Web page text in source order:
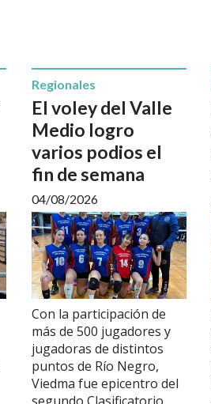
El voley del Valle
Medio logro
varios podios el
fin de semana
Regionales
04/08/2026
Con la participación de
más de 500 jugadores y
jugadoras de distintos
puntos de Río Negro,
Viedma fue epicentro del